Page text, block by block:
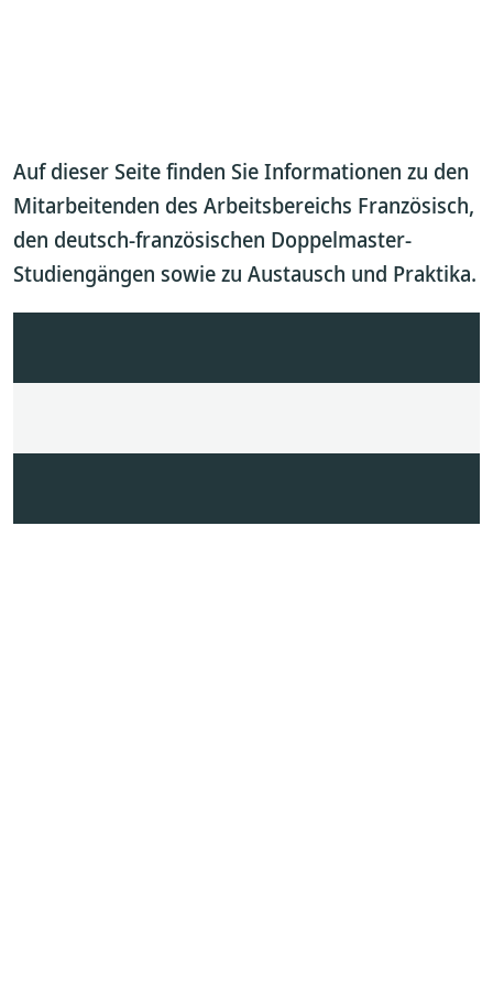
Auf dieser Seite finden Sie Informationen zu den
Mitarbeitenden des Arbeitsbereichs Französisch,
den deutsch-französischen Doppelmaster-
Studiengängen sowie zu Austausch und Praktika.